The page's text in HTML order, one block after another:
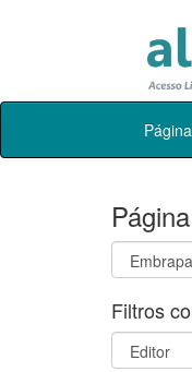
Skip
Filtros